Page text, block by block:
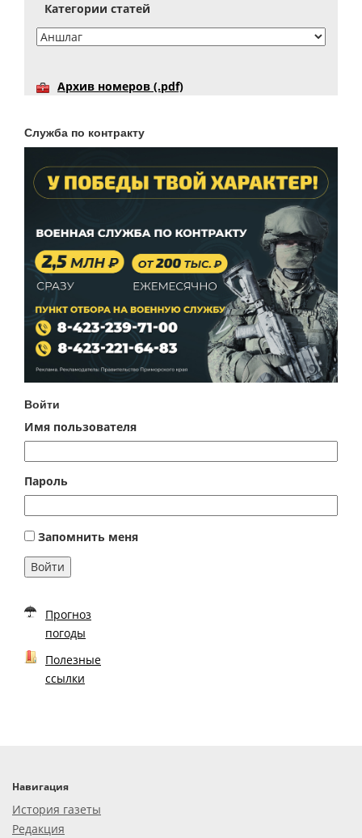
Категории статей
Архив номеров (.pdf)
Служба по контракту
Войти
Имя пользователя
Пароль
Запомнить меня
Войти
Прогноз
погоды
Полезные
ссылки
Навигация
История газеты
Редакция